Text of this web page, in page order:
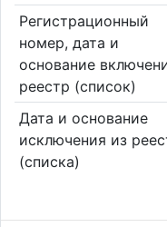
Регистрационный
номер, дата и
основание
реестр (список)
Дата и основание
исключения из
(списка)